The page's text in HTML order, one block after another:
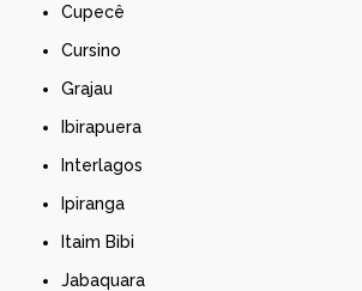
Cupecê
Cursino
Grajau
Ibirapuera
Interlagos
Ipiranga
Itaim Bibi
Jabaquara